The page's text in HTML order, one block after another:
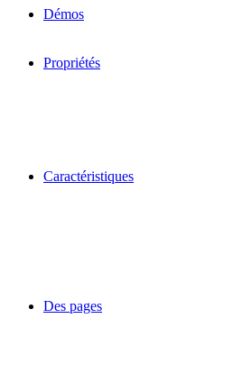
Démos
Propriétés
Caractéristiques
Des pages